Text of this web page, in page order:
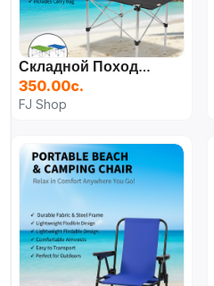
Складной Походный Столик Черный
350.00с.
FJ Shop